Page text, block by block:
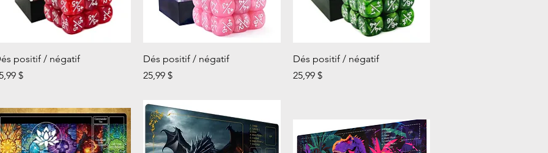
Aperçu rapide
positif / négatif
$
Aperçu rapide
Dés positif / négatif
Prix
25,99 $
Aperçu rapide
Dés positif / négatif
Prix
25,99 $